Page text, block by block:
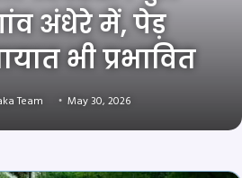
अंधेरे में, पेड़
भी प्रभावित
Team May 30, 2026